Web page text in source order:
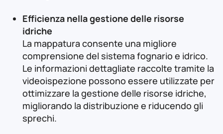
Efficienza nella gestione delle risorse
idriche
La mappatura consente una migliore
comprensione del sistema fognario e idrico.
Le informazioni dettagliate raccolte tramite la
videoispezione possono essere utilizzate per
ottimizzare la gestione delle risorse idriche,
migliorando la distribuzione e riducendo gli
sprechi.